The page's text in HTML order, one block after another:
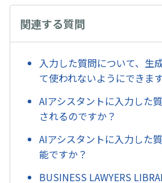
関連する質問
入力した質問について、生
て使われないようにできま
AIアシスタントに入力した
されるのですか？
AIアシスタントに入力した
能ですか？
BUSINESS LAWYERS